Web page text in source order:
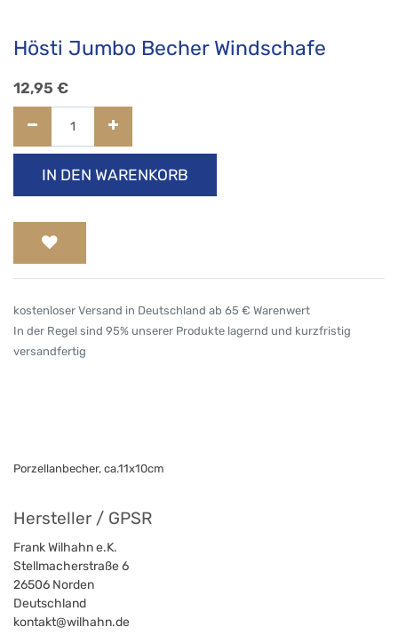
Hösti Jumbo Becher Windschafe
12,95 €
IN DEN WARENKORB
kostenloser Versand in Deutschland ab 65 € Warenwert
In der Regel sind 95% unserer Produkte lagernd und kurzfristig
versandfertig
Porzellanbecher, ca.11x10cm
Hersteller / GPSR
Frank Wilhahn e.K.
Stellmacherstraße 6
26506 Norden
Deutschland
kontakt@wilhahn.de